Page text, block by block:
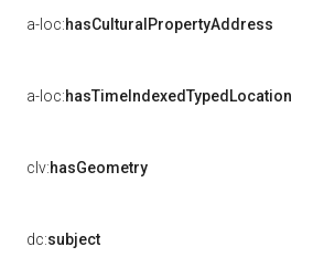
a-loc:hasCulturalPropertyAddress
a-loc:hasTimeIndexedTypedLocation
clv:hasGeometry
dc:subject